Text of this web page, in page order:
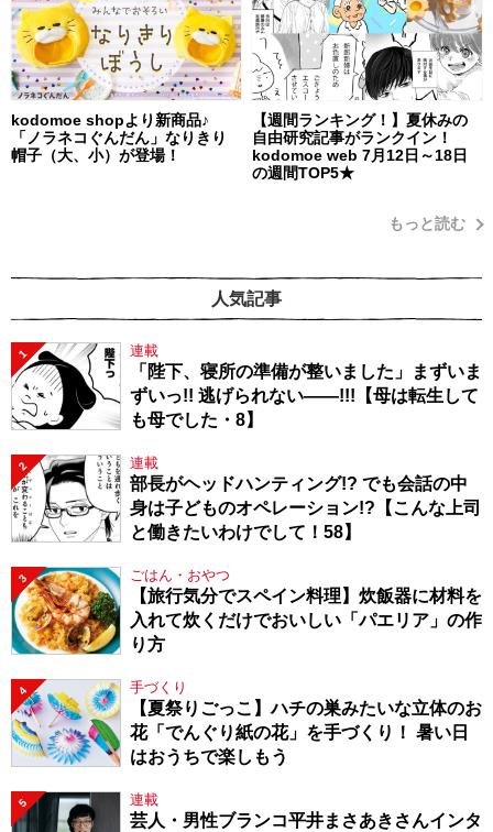
kodomoe shopより新商品♪
「ノラネコぐんだん」なりきり
帽子（大、小）が登場！
【週間ランキング！】夏休みの
自由研究記事がランクイン！
kodomoe web 7月12日～18日
の週間TOP5★
もっと読む
人気記事
1 連載
「陛下、寝所の準備が整いました」まずいま
ずいっ!! 逃げられない――!!!【母は転生して
も母でした・8】
2 連載
部長がヘッドハンティング!? でも会話の中
身は子どものオペレーション!?【こんな上司
と働きたいわけでして！58】
3 ごはん・おやつ
【旅行気分でスペイン料理】炊飯器に材料を
入れて炊くだけでおいしい「パエリア」の作
り方
4 手づくり
【夏祭りごっこ】ハチの巣みたいな立体のお
花「でんぐり紙の花」を手づくり！ 暑い日
はおうちで楽しもう
5 連載
芸人・男性ブランコ平井まさあきさんインタ